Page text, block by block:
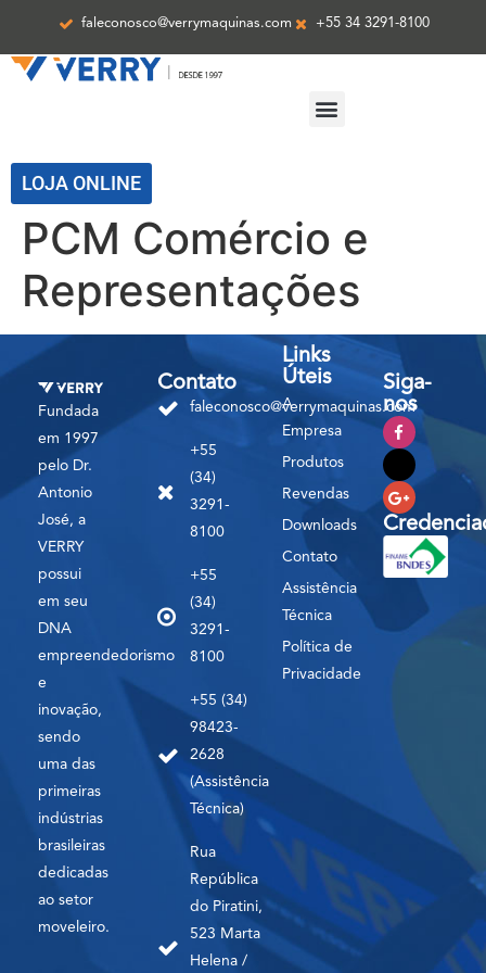
faleconosco@verrymaquinas.com +55 34 3291-8100
LOJA ONLINE
PCM Comércio e
Representações
Fundada
em 1997
pelo Dr.
Antonio
José, a
VERRY
possui
em seu
DNA
empreendedorismo
e
inovação,
sendo
uma das
primeiras
indústrias
brasileiras
dedicadas
ao setor
moveleiro.
Contato
faleconosco@verrymaquinas.com
+55
(34)
3291-
8100
+55
(34)
3291-
8100
+55 (34)
98423-
2628
(Assistência
Técnica)
Rua
República
do Piratini,
523 Marta
Helena /
Links
Úteis
A
Empresa
Produtos
Revendas
Downloads
Contato
Assistência
Técnica
Política de
Privacidade
Siga-
nos